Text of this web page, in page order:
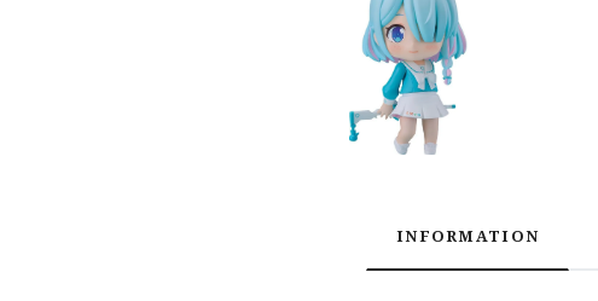
INFORMATION